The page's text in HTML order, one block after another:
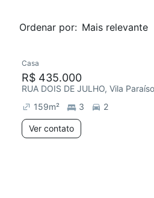
Ordenar por: Mais relevante
Casa
R$ 435.000
RUA DOIS DE JULHO, Vila Paraíso
159m² 3 2
Ver contato